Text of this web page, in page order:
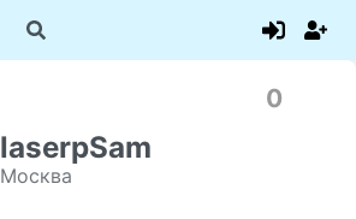
laserpSam
Москва
0